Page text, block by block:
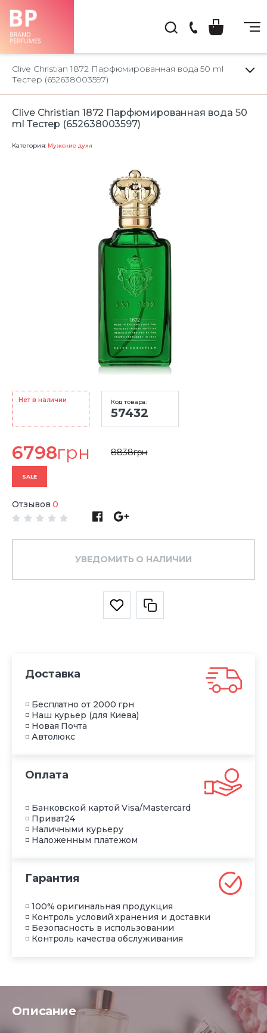
66-
22
Clive Christian 1872 Парфюмированная вода 50 ml
Тестер (652638003597)
Clive Christian 1872 Парфюмированная вода 50
ml Тестер (652638003597)
Категория: Мужские духи
Нет в наличии Код товара:
57432
6798грн 8838грн
SALE
Отзывов 0
УВЕДОМИТЬ О НАЛИЧИИ
Доставка
◽ Бесплатно от 2000 грн
◽ Наш курьер (для Киева)
◽ Новая Почта
◽ Автолюкс
Оплата
◽ Банковской картой Visa/Mastercard
◽ Приват24
◽ Наличными курьеру
◽ Наложенным платежом
Гарантия
◽ 100% оригинальная продукция
◽ Контроль условий хранения и доставки
◽ Безопасность в использовании
◽ Контроль качества обслуживания
Описание